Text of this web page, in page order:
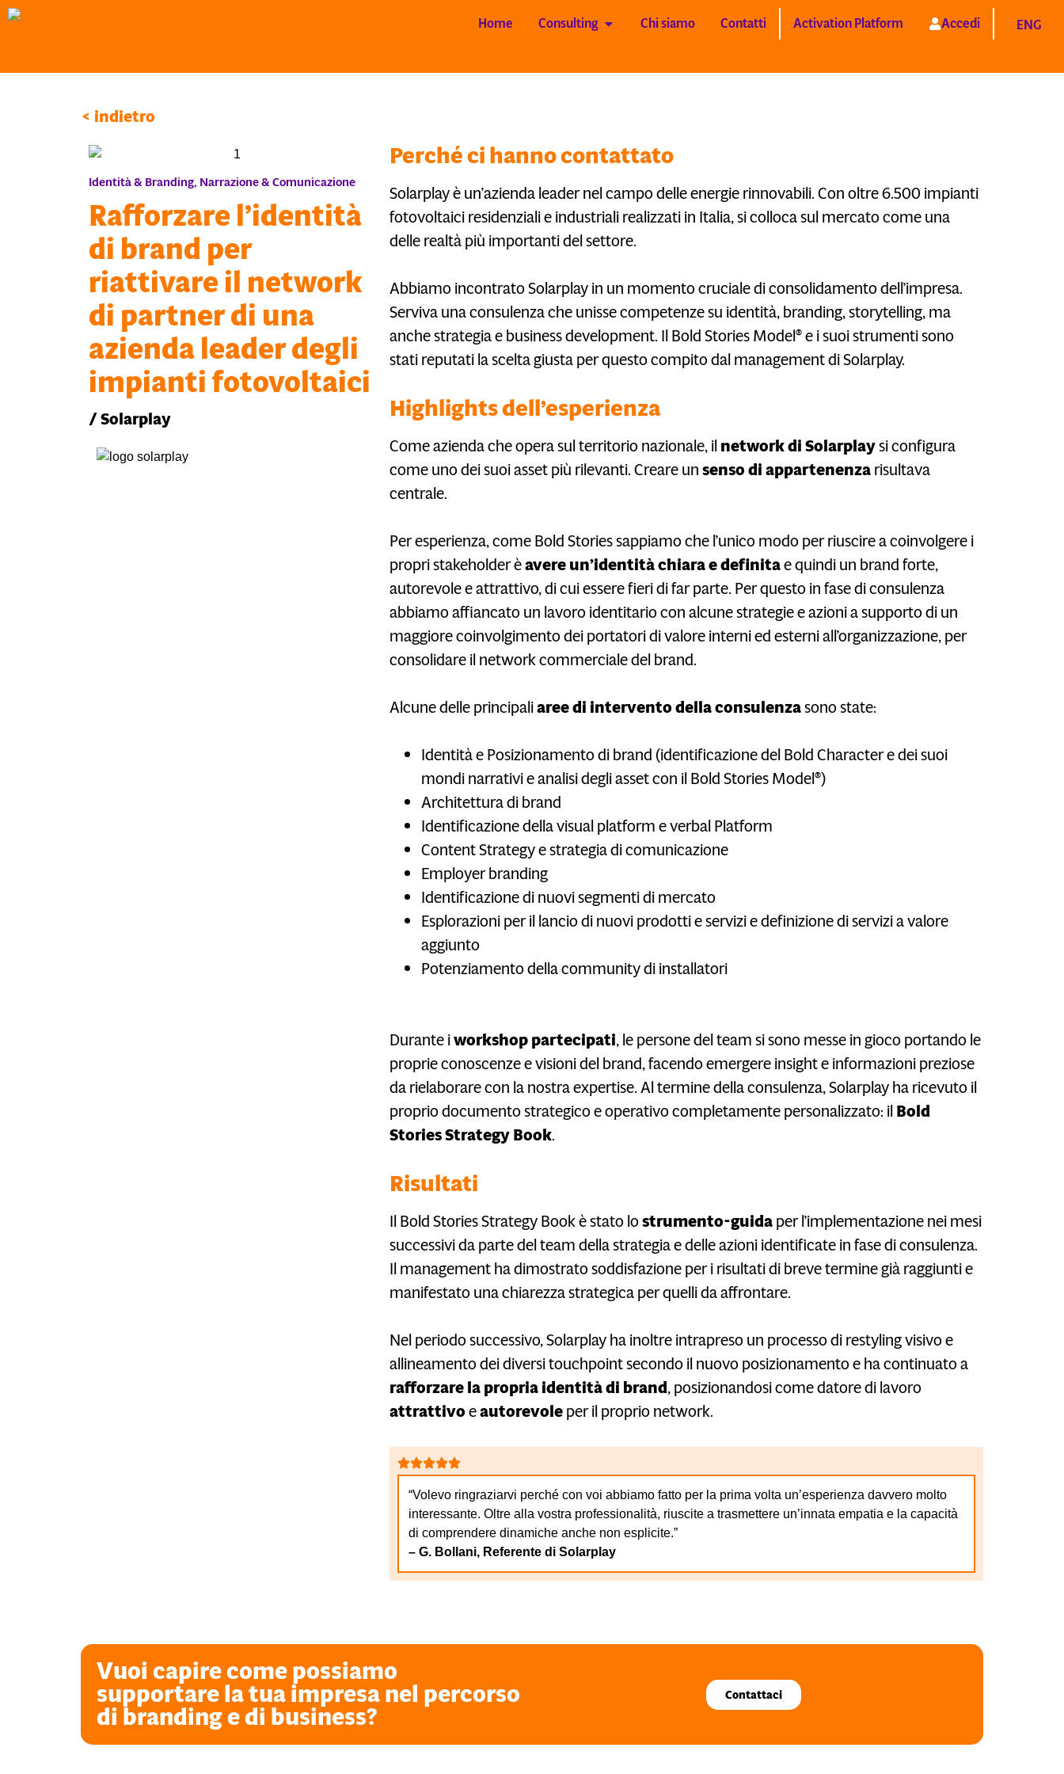
Home Consulting Chi siamo Contatti Activation Platform Accedi ENG
< indietro
Identità & Branding, Narrazione & Comunicazione
Rafforzare l’identità
di brand per
riattivare il network
di partner di una
azienda leader degli
impianti fotovoltaici
/ Solarplay
Perché ci hanno contattato
Solarplay è un’azienda leader nel campo delle energie rinnovabili. Con oltre 6.500 impianti
fotovoltaici residenziali e industriali realizzati in Italia, si colloca sul mercato come una
delle realtà più importanti del settore.
Abbiamo incontrato Solarplay in un momento cruciale di consolidamento dell’impresa.
Serviva una consulenza che unisse competenze su identità, branding, storytelling, ma
anche strategia e business development. Il Bold Stories Model® e i suoi strumenti sono
stati reputati la scelta giusta per questo compito dal management di Solarplay.
Highlights dell’esperienza
Come azienda che opera sul territorio nazionale, ilnetwork di Solarplaysi configura
come uno dei suoi asset più rilevanti. Creare unsenso di appartenenzarisultava
centrale.
Per esperienza, come Bold Stories sappiamo che l’unico modo per riuscire a coinvolgere i
propri stakeholder èavere un’identità chiara e definitae quindi un brand forte,
autorevole e attrattivo, di cui essere fieri di far parte. Per questo in fase di consulenza
abbiamo affiancato un lavoro identitario con alcune strategie e azioni a supporto di un
maggiore coinvolgimento dei portatori di valore interni ed esterni all’organizzazione, per
consolidare il network commerciale del brand.
Alcune delle principaliaree di intervento della consulenzasono state:
Identità e Posizionamento di brand (identificazione del Bold Character e dei suoi
mondi narrativi e analisi degli asset con il Bold Stories Model®)
Architettura di brand
Identificazione della visual platform e verbal Platform
Content Strategy e strategia di comunicazione
Employer branding
Identificazione di nuovi segmenti di mercato
Esplorazioni per il lancio di nuovi prodotti e servizi e definizione di servizi a valore
aggiunto
Potenziamento della community di installatori
Durante iworkshop partecipati, le persone del team si sono messe in gioco portando le
proprie conoscenze e visioni del brand, facendo emergere insight e informazioni preziose
da rielaborare con la nostra expertise. Al termine della consulenza, Solarplay ha ricevuto il
proprio documento strategico e operativo completamente personalizzato: ilBold
Stories Strategy Book.
Risultati
Il Bold Stories Strategy Book è stato lostrumento-guidaper l’implementazione nei mesi
successivi da parte del team della strategia e delle azioni identificate in fase di consulenza.
Il management ha dimostrato soddisfazione per i risultati di breve termine già raggiunti e
manifestato una chiarezza strategica per quelli da affrontare.
Nel periodo successivo, Solarplay ha inoltre intrapreso un processo di restyling visivo e
allineamento dei diversi touchpoint secondo il nuovo posizionamento e ha continuato a
rafforzare la propria identità di brand, posizionandosi come datore di lavoro
attrattivoeautorevoleper il proprio network.
“Volevo ringraziarvi perché con voi abbiamo fatto per la prima volta un’esperienza davvero molto
interessante. Oltre alla vostra professionalità, riuscite a trasmettere un’innata empatia e la capacità
di comprendere dinamiche anche non esplicite.”
– G. Bollani, Referente di Solarplay
Vuoi capire come possiamo
supportare la tua impresa nel percorso
di branding e di business?
Contattaci